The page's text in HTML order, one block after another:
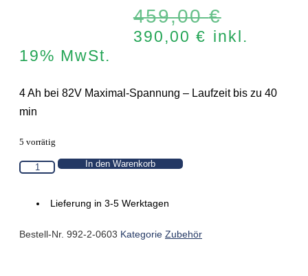
459,00€
Preis
390,00 € Aktueller
390,00 €.
inkl.
19% MwSt.
4 Ah bei 82V Maximal-Spannung – Laufzeit bis zu 40
min
5 vorrätig
Akku
Menge
In den Warenkorb
Lieferung in 3-5 Werktagen
Bestell-Nr. 992-2-0603 Kategorie Zubehör